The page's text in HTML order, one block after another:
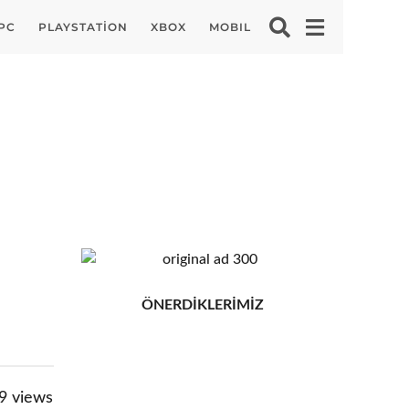
PLAYSTATION XBOX MOBIL
views
ÖNERDİKLERİMİZ